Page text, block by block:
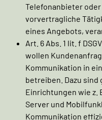
Telefonanbieter
vorvertragliche
eines Angebots,
Art. 6 Abs. 1 lit. f
wollen
Kommunikation in
betreiben. Dazu
Einrichtungen wie z.
Server und
Kommunikation